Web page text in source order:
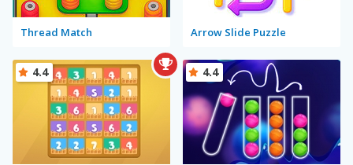
Thread Match Arrow Slide Puzzle
4.4 4.4